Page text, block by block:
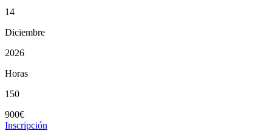
14
Diciembre
2026
Horas
150
900€
Inscripción